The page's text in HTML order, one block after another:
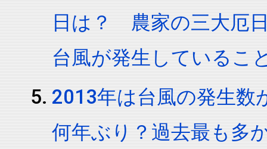
日は？ 農家の三大厄
台風が発生しているこ
2013年は台風の発生数
何年ぶり？過去最も多